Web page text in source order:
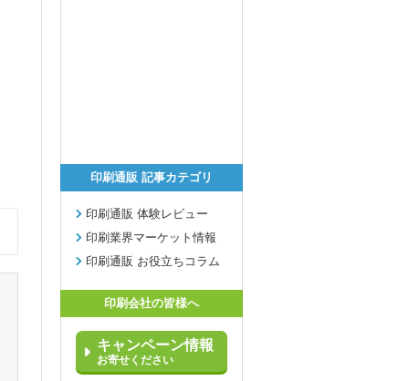
印刷通販 記事カテゴリ
印刷通販 体験レビュー
印刷業界マーケット情報
印刷通販 お役立ちコラム
印刷会社の皆様へ
キャンペーン情報
お寄せください